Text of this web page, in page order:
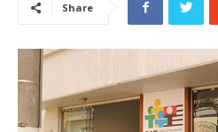
Share